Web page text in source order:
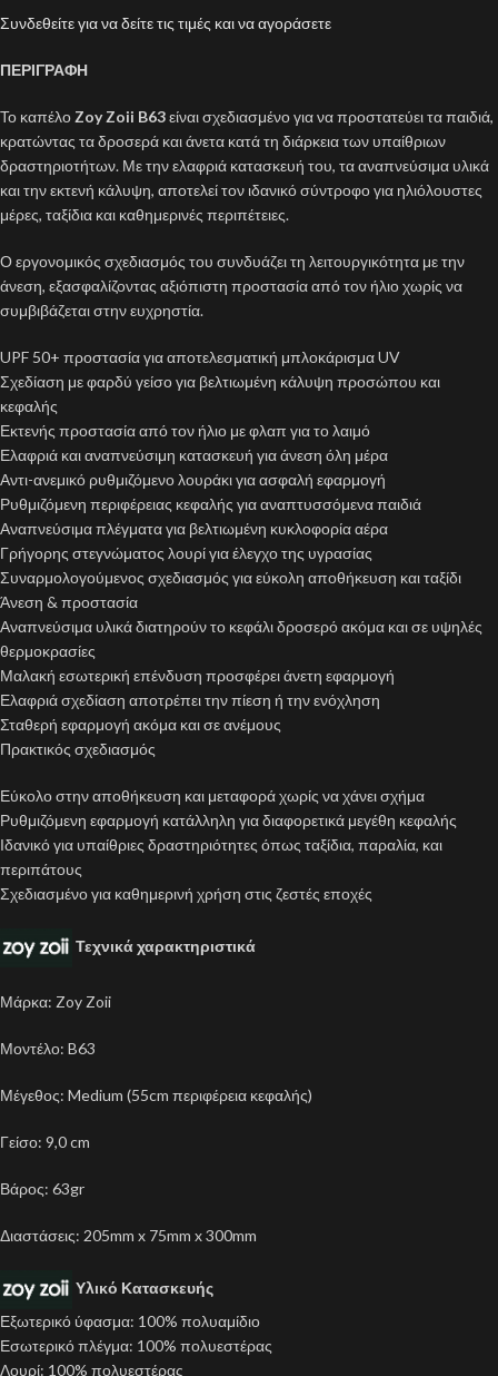
Συνδεθείτε για να δείτε τις τιμές και να αγοράσετε
ΠΕΡΙΓΡΑΦΗ
Το καπέλο Zoy Zoii B63είναι σχεδιασμένο για να προστατεύει τα παιδιά,
κρατώντας τα δροσερά και άνετα κατά τη διάρκεια των υπαίθριων
δραστηριοτήτων. Με την ελαφριά κατασκευή του, τα αναπνεύσιμα υλικά
και την εκτενή κάλυψη, αποτελεί τον ιδανικό σύντροφο για ηλιόλουστες
μέρες, ταξίδια και καθημερινές περιπέτειες.
Ο εργονομικός σχεδιασμός του συνδυάζει τη λειτουργικότητα με την
άνεση, εξασφαλίζοντας αξιόπιστη προστασία από τον ήλιο χωρίς να
συμβιβάζεται στην ευχρηστία.
UPF 50+ προστασία για αποτελεσματική μπλοκάρισμα UV
Σχεδίαση με φαρδύ γείσο για βελτιωμένη κάλυψη προσώπου και
κεφαλής
Εκτενής προστασία από τον ήλιο με φλαπ για το λαιμό
Ελαφριά και αναπνεύσιμη κατασκευή για άνεση όλη μέρα
Αντι-ανεμικό ρυθμιζόμενο λουράκι για ασφαλή εφαρμογή
Ρυθμιζόμενη περιφέρειας κεφαλής για αναπτυσσόμενα παιδιά
Αναπνεύσιμα πλέγματα για βελτιωμένη κυκλοφορία αέρα
Γρήγορης στεγνώματος λουρί για έλεγχο της υγρασίας
Συναρμολογούμενος σχεδιασμός για εύκολη αποθήκευση και ταξίδι
Άνεση & προστασία
Αναπνεύσιμα υλικά διατηρούν το κεφάλι δροσερό ακόμα και σε υψηλές
θερμοκρασίες
Μαλακή εσωτερική επένδυση προσφέρει άνετη εφαρμογή
Ελαφριά σχεδίαση αποτρέπει την πίεση ή την ενόχληση
Σταθερή εφαρμογή ακόμα και σε ανέμους
Πρακτικός σχεδιασμός
Εύκολο στην αποθήκευση και μεταφορά χωρίς να χάνει σχήμα
Ρυθμιζόμενη εφαρμογή κατάλληλη για διαφορετικά μεγέθη κεφαλής
Ιδανικό για υπαίθριες δραστηριότητες όπως ταξίδια, παραλία, και
περιπάτους
Σχεδιασμένο για καθημερινή χρήση στις ζεστές εποχές
Τεχνικά χαρακτηριστικά
Μάρκα: Zoy Zoii
Μοντέλο: B63
Μέγεθος: Medium (55cm περιφέρεια κεφαλής)
Γείσο: 9,0 cm
Βάρος: 63gr
Διαστάσεις: 205mm x 75mm x 300mm
Υλικό Κατασκευής
Εξωτερικό ύφασμα: 100% πολυαμίδιο
Εσωτερικό πλέγμα: 100% πολυεστέρας
Λουρί: 100% πολυεστέρας